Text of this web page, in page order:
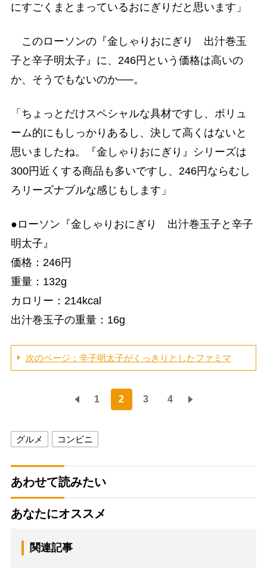
にすごくまとまっているおにぎりだと思います」
このローソンの『金しゃりおにぎり 出汁巻玉
子と辛子明太子』に、246円という価格は高いの
か、そうでもないのか──。
「ちょっとだけスペシャルな具材ですし、ボリュ
ーム的にもしっかりあるし、決して高くはないと
思いましたね。『金しゃりおにぎり』シリーズは
300円近くする商品も多いですし、246円ならむし
ろリーズナブルな感じもします」
●ローソン『金しゃりおにぎり 出汁巻玉子と辛子
明太子』
価格：246円
重量：132g
カロリー：214kcal
出汁巻玉子の重量：16g
次のページ：辛子明太子がくっきりとしたファミマ
1 2 3 4
グルメ コンビニ
あわせて読みたい
あなたにオススメ
関連記事